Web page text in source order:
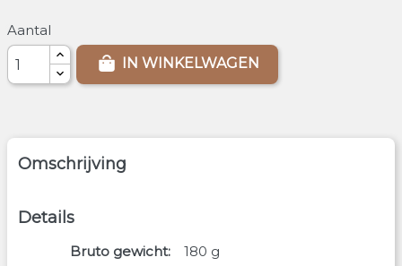
Aantal
IN WINKELWAGEN
Omschrijving
Details
Bruto gewicht 180 g